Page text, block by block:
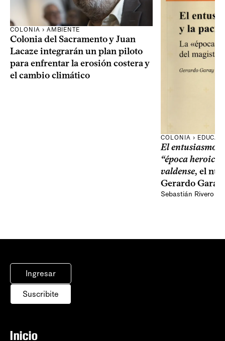
COLONIA › AMBIENTE
Colonia del Sacramento y Juan
Lacaze integrarán un plan piloto
para enfrentar la erosión costera y
el cambio climático
COLONIA ›
El entusiasmo
“época
valdense, el
Gerardo
Sebastián Rivero
Ingresar
Suscribite
Inicio